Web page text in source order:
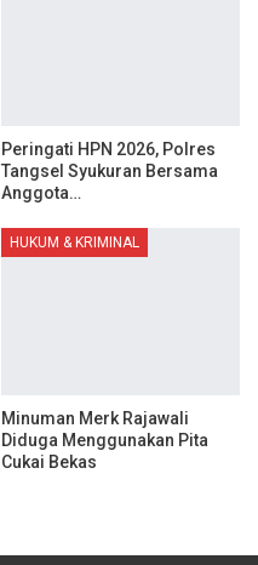
Peringati HPN 2026, Polres
Tangsel Syukuran Bersama
Anggota…
HUKUM & KRIMINAL
Minuman Merk Rajawali
Diduga Menggunakan Pita
Cukai Bekas